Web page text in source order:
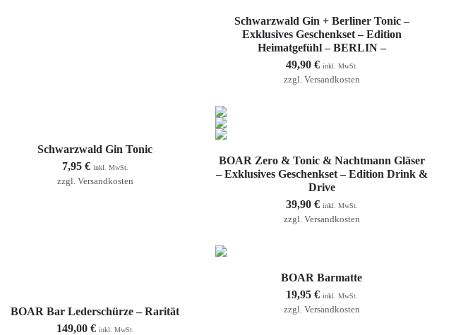
In den Warenkorb
Schwarzwald Gin + Berliner Tonic –
Exklusives Geschenkset – Edition
Heimatgefühl – BERLIN –
49,90 € inkl. MwSt.
zzgl. Versandkosten
In den Warenkorb
Schwarzwald Gin Tonic
7,95 € inkl. MwSt.
zzgl. Versandkosten
In den Warenkorb
BOAR Zero & Tonic & Nachtmann Gläser
– Exklusives Geschenkset – Edition Drink &
Drive
39,90 € inkl. MwSt.
zzgl. Versandkosten
In den Warenkorb
BOAR Bar Lederschürze – Rarität
149,00 € inkl. MwSt.
In den Warenkorb
BOAR Barmatte
19,95 € inkl. MwSt.
zzgl. Versandkosten